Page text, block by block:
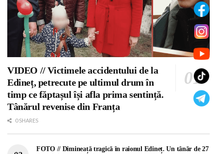
VIDEO // Victimele accidentului de la
Edineț, petrecute pe ultimul drum în
timp ce făptașul își afla prima sentință.
Tânărul revenise din Franța
0 SHARES
FOTO // Dimineață tragică în raionul Edineț. Un tânăr de 27